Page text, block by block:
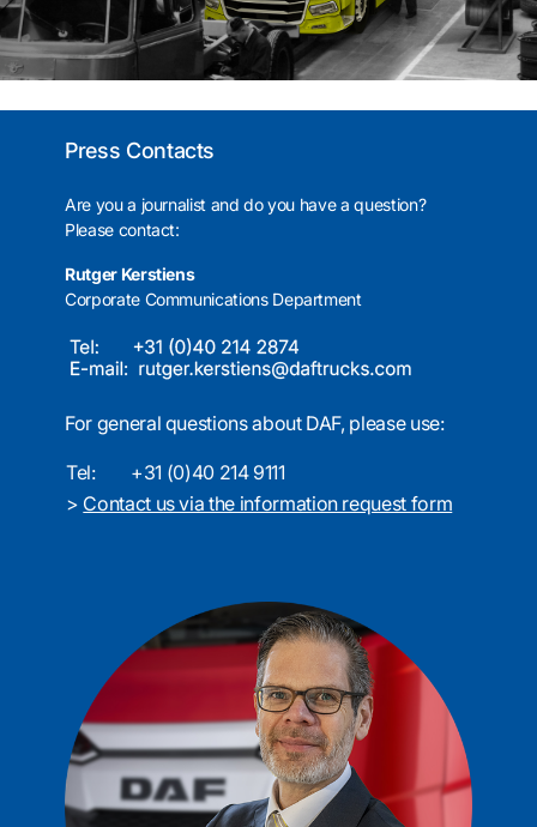
Press Contacts
Are you a journalist and do you have a question?
Please contact:
Rutger Kerstiens
Corporate Communications Department
For general questions about DAF, please use:
Tel:
+31 (0)40 214 9111
> Contact us via the information request form